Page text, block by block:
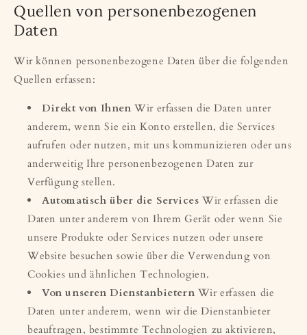
Quellen von personenbezogenen
Daten
Wir können personenbezogene Daten über die folgenden
Quellen erfassen:
Direkt von Ihnen Wir erfassen die Daten unter
anderem, wenn Sie ein Konto erstellen, die Services
aufrufen oder nutzen, mit uns kommunizieren oder uns
anderweitig Ihre personenbezogenen Daten zur
Verfügung stellen.
Automatisch über die Services Wir erfassen die
Daten unter anderem von Ihrem Gerät oder wenn Sie
unsere Produkte oder Services nutzen oder unsere
Website besuchen sowie über die Verwendung von
Cookies und ähnlichen Technologien.
Von unseren Dienstanbietern Wir erfassen die
Daten unter anderem, wenn wir die Dienstanbieter
beauftragen, bestimmte Technologien zu aktivieren,